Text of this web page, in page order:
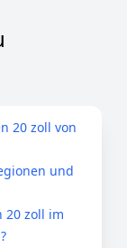
20 zoll von
und
20 zoll im